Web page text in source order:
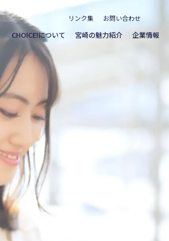
リンク集 お問い合わせ
CHOICE!について 宮崎の魅力紹介 企業情報